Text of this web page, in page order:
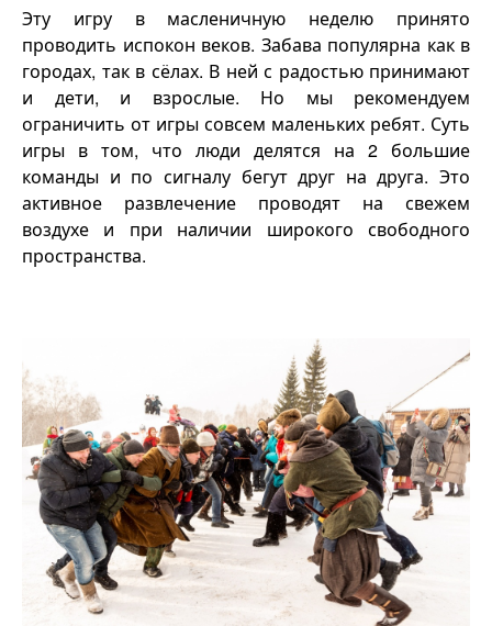
Эту игру в масленичную неделю принято
проводить испокон веков. Забава популярна как в
городах, так в сёлах. В ней с радостью принимают
и дети, и взрослые. Но мы рекомендуем
ограничить от игры совсем маленьких ребят. Суть
игры в том, что люди делятся на 2 большие
команды и по сигналу бегут друг на друга. Это
активное развлечение проводят на свежем
воздухе и при наличии широкого свободного
пространства.